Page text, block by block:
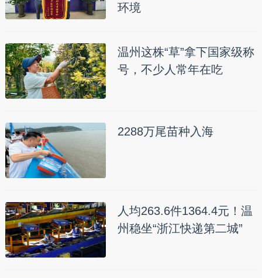
环境
温州这株“草”拿下国家级称
号，不少人常年在吃
2288万尾苗种入海
人均263.6件1364.4元！温
州稳坐“浙江快递第二城”